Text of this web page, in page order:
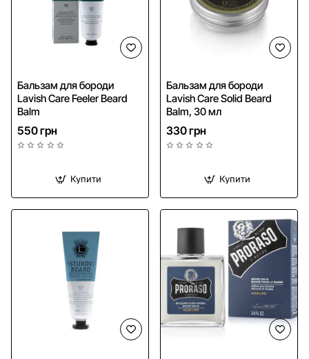
Бальзам для бороди
Lavish Care Feeler Beard
Balm
550 грн
Купити
Бальзам для бороди
Lavish Care Solid Beard
Balm, 30 мл
330 грн
Купити